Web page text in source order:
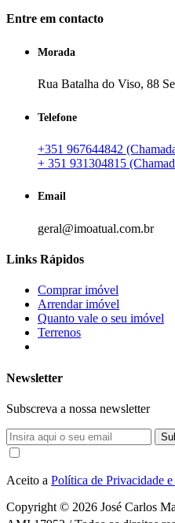
Entre em contacto
Morada
Rua Batalha do Viso, 88
Telefone
+351 967644842
+ 351 931304815
Email
geral@imoatual.com.br
Links Rápidos
Comprar imóvel
Arrendar imóvel
Quanto vale o seu imóvel
Terrenos
Newsletter
Subscreva a nossa newsletter
Aceito a Política de Privacidade
Copyright © 2026 José Carlos